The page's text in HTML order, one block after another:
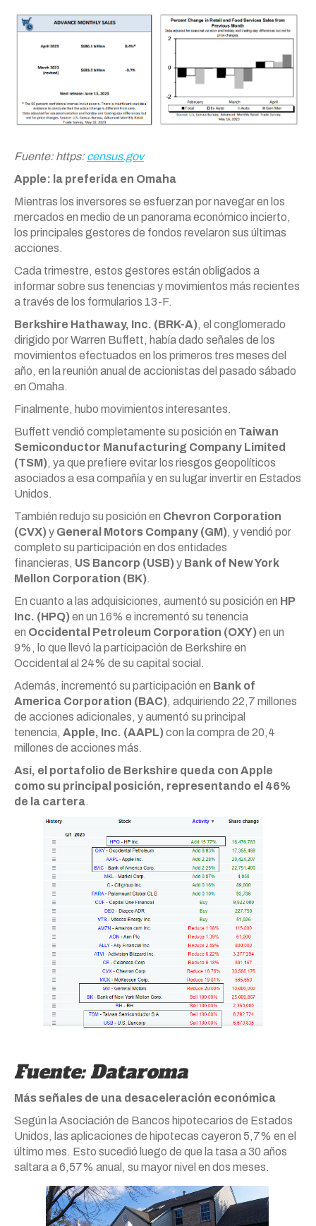
Fuente: https: census.gov
Apple: la preferida en Omaha
Mientras los inversores se esfuerzan por navegar en los
mercados en medio de un panorama económico incierto,
los principales gestores de fondos revelaron sus últimas
acciones.
Cada trimestre, estos gestores están obligados a
informar sobre sus tenencias y movimientos más recientes
a través de los formularios 13-F.
Berkshire Hathaway, Inc. (BRK-A), el conglomerado
dirigido por Warren Buffett, había dado señales de los
movimientos efectuados en los primeros tres meses del
año, en la reunión anual de accionistas del pasado sábado
en Omaha.
Finalmente, hubo movimientos interesantes.
Buffett vendió completamente su posición en Taiwan
Semiconductor Manufacturing Company Limited
(TSM), ya que prefiere evitar los riesgos geopolíticos
asociados a esa compañía y en su lugar invertir en Estados
Unidos.
También redujo su posición en Chevron Corporation
(CVX)y General Motors Company (GM), y vendió por
completo su participación en dos entidades
financieras, US Bancorp (USB)y Bank of New York
Mellon Corporation (BK).
En cuanto a las adquisiciones, aumentó su posición en HP
Inc. (HPQ)en un 16% e incrementó su tenencia
en Occidental Petroleum Corporation (OXY)en un
9%, lo que llevó la participación de Berkshire en
Occidental al 24% de su capital social.
Además, incrementó su participación en Bank of
America Corporation (BAC), adquiriendo 22,7 millones
de acciones adicionales, y aumentó su principal
tenencia, Apple, Inc. (AAPL)con la compra de 20,4
millones de acciones más.
Así, el portafolio de Berkshire queda con Apple
como su principal posición, representando el 46%
de la cartera.
Fuente: Dataroma
Más señales de una desaceleración económica
Según la Asociación de Bancos hipotecarios de Estados
Unidos, las aplicaciones de hipotecas cayeron 5,7% en el
último mes. Esto sucedió luego de que la tasa a 30 años
saltara a 6,57% anual, su mayor nivel en dos meses.